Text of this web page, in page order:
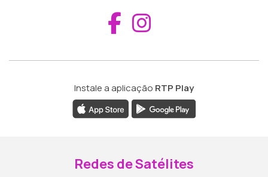
Aceder ao
Instale a aplicação RTP Play
Redes de Satélites